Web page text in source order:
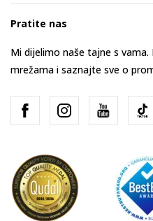
Pratite nas
Mi dijelimo naše tajne s
mrežama i saznajte sve o